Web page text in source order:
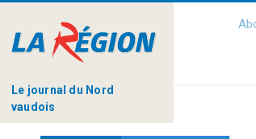
Le journal du Nord
vaudois